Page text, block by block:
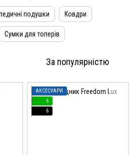
подушки Ковдри
Сумки для топерів
За популярністю
АКСЕСУАРИ
6
6